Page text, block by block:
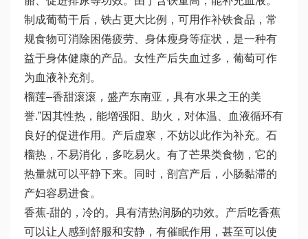
制成葡萄干后，铁占更大比例，可用作补铁食品，常
规食物可消除困倦疲劳、身体瘦身等症状，是一种有
益于身体健康的产品。女性产后失血过多，葡萄可作
为血液补充剂。
榴莲–香甜滚滚，盛产东南亚，具有水果之王的美
誉.”因其性热，能增强阳、助火，对体温、血液循环有
良好的促进作用。产后虚寒，不妨以此作为补充。石
榴热，不易消化，多吃易火。有了芒果类食物，它的
热量就可以平静下来。同时，剖宫产后，小肠黏滞的
产妇容易进食。
香蕉-甜的，冷的。具有清热润肠的功效。产后吃香蕉
可以让人感到舒服和安静，有催眠作用，甚至可以使